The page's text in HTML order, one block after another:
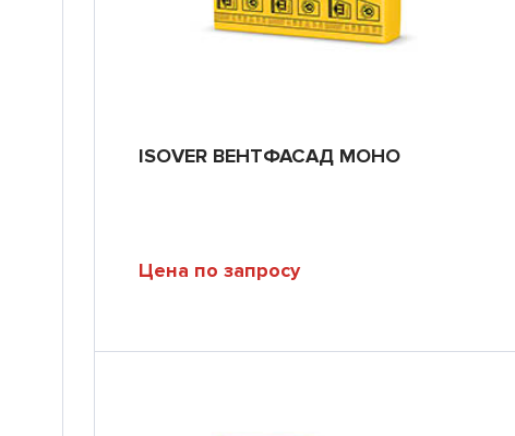
ISOVER ВЕНТФАСАД МОНО
Цена по запросу